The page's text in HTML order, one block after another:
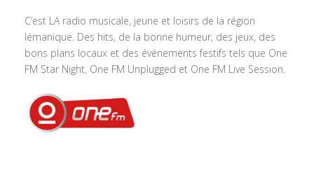
C’est LA radio musicale, jeune et loisirs de la région
lémanique. Des hits, de la bonne humeur, des jeux, des
bons plans locaux et des événements festifs tels que One
FM Star Night, One FM Unplugged et One FM Live Session.